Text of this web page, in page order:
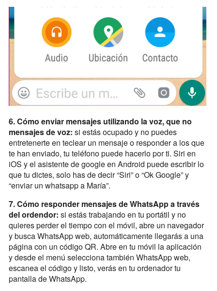
6. Cómo enviar mensajes utilizando la voz, que no
mensajes de voz: si estás ocupado y no puedes
entretenerte en teclear un mensaje o responder a los que
te han enviado, tu teléfono puede hacerlo por ti. Siri en
iOS y el asistente de google en Android puede escribir lo
que tu dictes, solo has de decir “Siri” o “Ok Google” y
“enviar un whatsapp a María”.
7. Cómo responder mensajes de WhatsApp a través
del ordendor: si estás trabajando en tu portátil y no
quieres perder el tiempo con el móvil, abre un navegador
y busca WhatsApp web, automáticamente llegarás a una
página con un código QR. Abre en tu móvil la aplicación
y desde el menú selecciona también WhatsApp web,
escanea el código y listo, verás en tu ordenador tu
pantalla de WhatsApp.